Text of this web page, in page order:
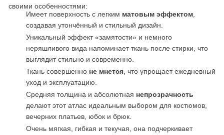
своими особенностями:
Имеет поверхность с легким матовым эффектом,
создавая утончённый и стильный дизайн.
Уникальный эффект «замятости» и немного
неряшливого вида напоминает ткань после стирки, что
выглядит стильно и современно.
Ткань совершенно не мнется, что упрощает ежедневный
уход и эксплуатацию.
Средняя толщина и абсолютная непрозрачность
делают этот атлас идеальным выбором для костюмов,
вечерних платьев, юбок и брюк.
Очень мягкая, гибкая и текучая, она подчеркивает